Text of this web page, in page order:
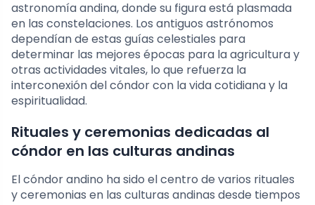
astronomía andina, donde su figura está plasmada
en las constelaciones. Los antiguos astrónomos
dependían de estas guías celestiales para
determinar las mejores épocas para la agricultura y
otras actividades vitales, lo que refuerza la
interconexión del cóndor con la vida cotidiana y la
espiritualidad.
Rituales y ceremonias dedicadas al
cóndor en las culturas andinas
El cóndor andino ha sido el centro de varios rituales
y ceremonias en las culturas andinas desde tiempos